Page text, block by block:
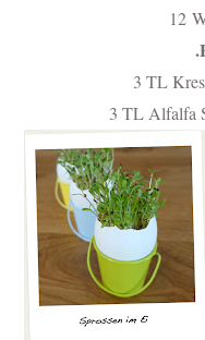
12
3 TL
3 TL Alfalfa